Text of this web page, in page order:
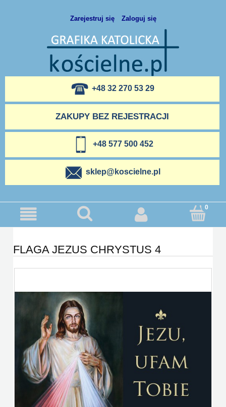
Zarejestruj się Zaloguj się
+48 32 270 53 29
ZAKUPY BEZ REJESTRACJI
+48 577 500 452
sklep@koscielne.pl
FLAGA JEZUS CHRYSTUS 4